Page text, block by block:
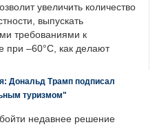
увеличить количество
выпускать
требованиями к
при –60°C, как делают
Дональд Трамп подписал
туризмом"
недавнее решение